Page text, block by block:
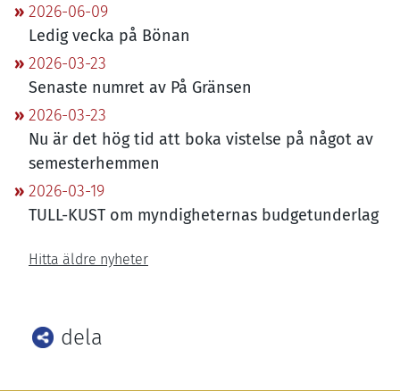
2026-06-09
Ledig vecka på Bönan
2026-03-23
Senaste numret av På Gränsen
2026-03-23
Nu är det hög tid att boka vistelse på något av
semesterhemmen
2026-03-19
TULL-KUST om myndigheternas budgetunderlag
Hitta äldre nyheter
dela
Facebook